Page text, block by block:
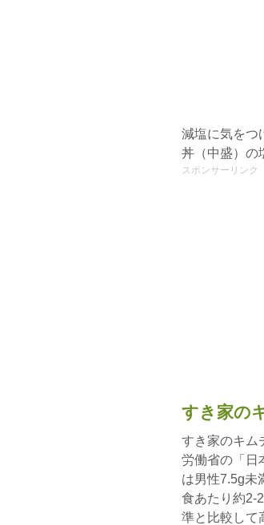
減塩に気をつ
丼（中盛）の
スポンサーリンク
すき家の
すき家のキム
労働省の「日
は男性7.5g未
食あたり約2-
準と比較して